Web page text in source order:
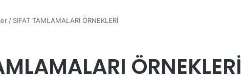
/ SIFAT TAMLAMALARI ÖRNEKLERİ
ÖRNEKLERİ